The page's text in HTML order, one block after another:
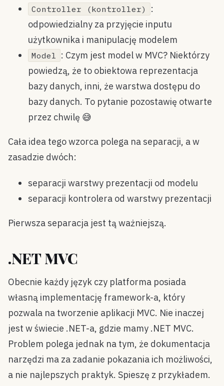
Controller (kontroller)
:
odpowiedzialny za przyjęcie inputu
użytkownika i manipulację modelem
Model : Czym jest model w MVC? Niektórzy
powiedzą, że to obiektowa reprezentacja
bazy danych, inni, że warstwa dostępu do
bazy danych. To pytanie pozostawię otwarte
przez chwilę 😅
Cała idea tego wzorca polega na separacji, a w
zasadzie dwóch:
separacji warstwy prezentacji od modelu
separacji kontrolera od warstwy prezentacji
Pierwsza separacja jest tą ważniejszą.
.NET MVC
Obecnie każdy język czy platforma posiada
własną implementację framework-a, który
pozwala na tworzenie aplikacji MVC. Nie inaczej
jest w świecie .NET-a, gdzie mamy .NET MVC.
Problem polega jednak na tym, że dokumentacja
narzędzi ma za zadanie pokazania ich możliwości,
a nie najlepszych praktyk. Spieszę z przykładem.